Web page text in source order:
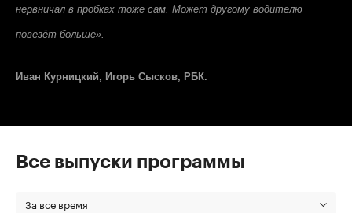
нервничал в пробках тоже сам. Может другому водителю
повезёт больше».
Иван Курницкий, Игорь Сысков, РБК.
Все выпуски программы
За все время